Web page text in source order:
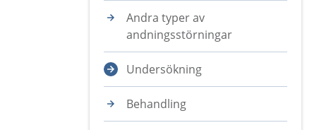
Andra typer av
andningsstörningar
Undersökning
Behandling